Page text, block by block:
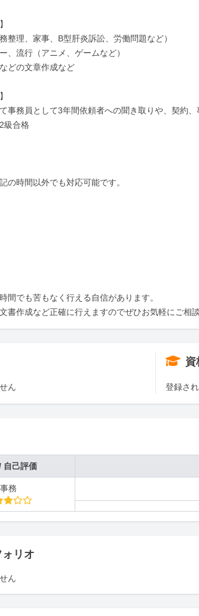
整理、家事、B型肝炎訴訟、労働問題など）
、流行（アニメ、ゲームなど）
どの文章作成など
事務員として3年間依頼者への聞き取りや、契約
級合格
の時間以外でも対応可能です。
間でも苦もなく行える自信があります。
書作成など正確に行えますのでぜひお気軽にご相談
ん
資
登録さ
自己評価
事務
リオ
ん